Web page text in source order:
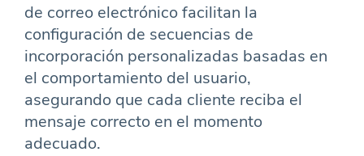
de correo electrónico facilitan la
configuración de secuencias de
incorporación personalizadas basadas en
el comportamiento del usuario,
asegurando que cada cliente reciba el
mensaje correcto en el momento
adecuado.